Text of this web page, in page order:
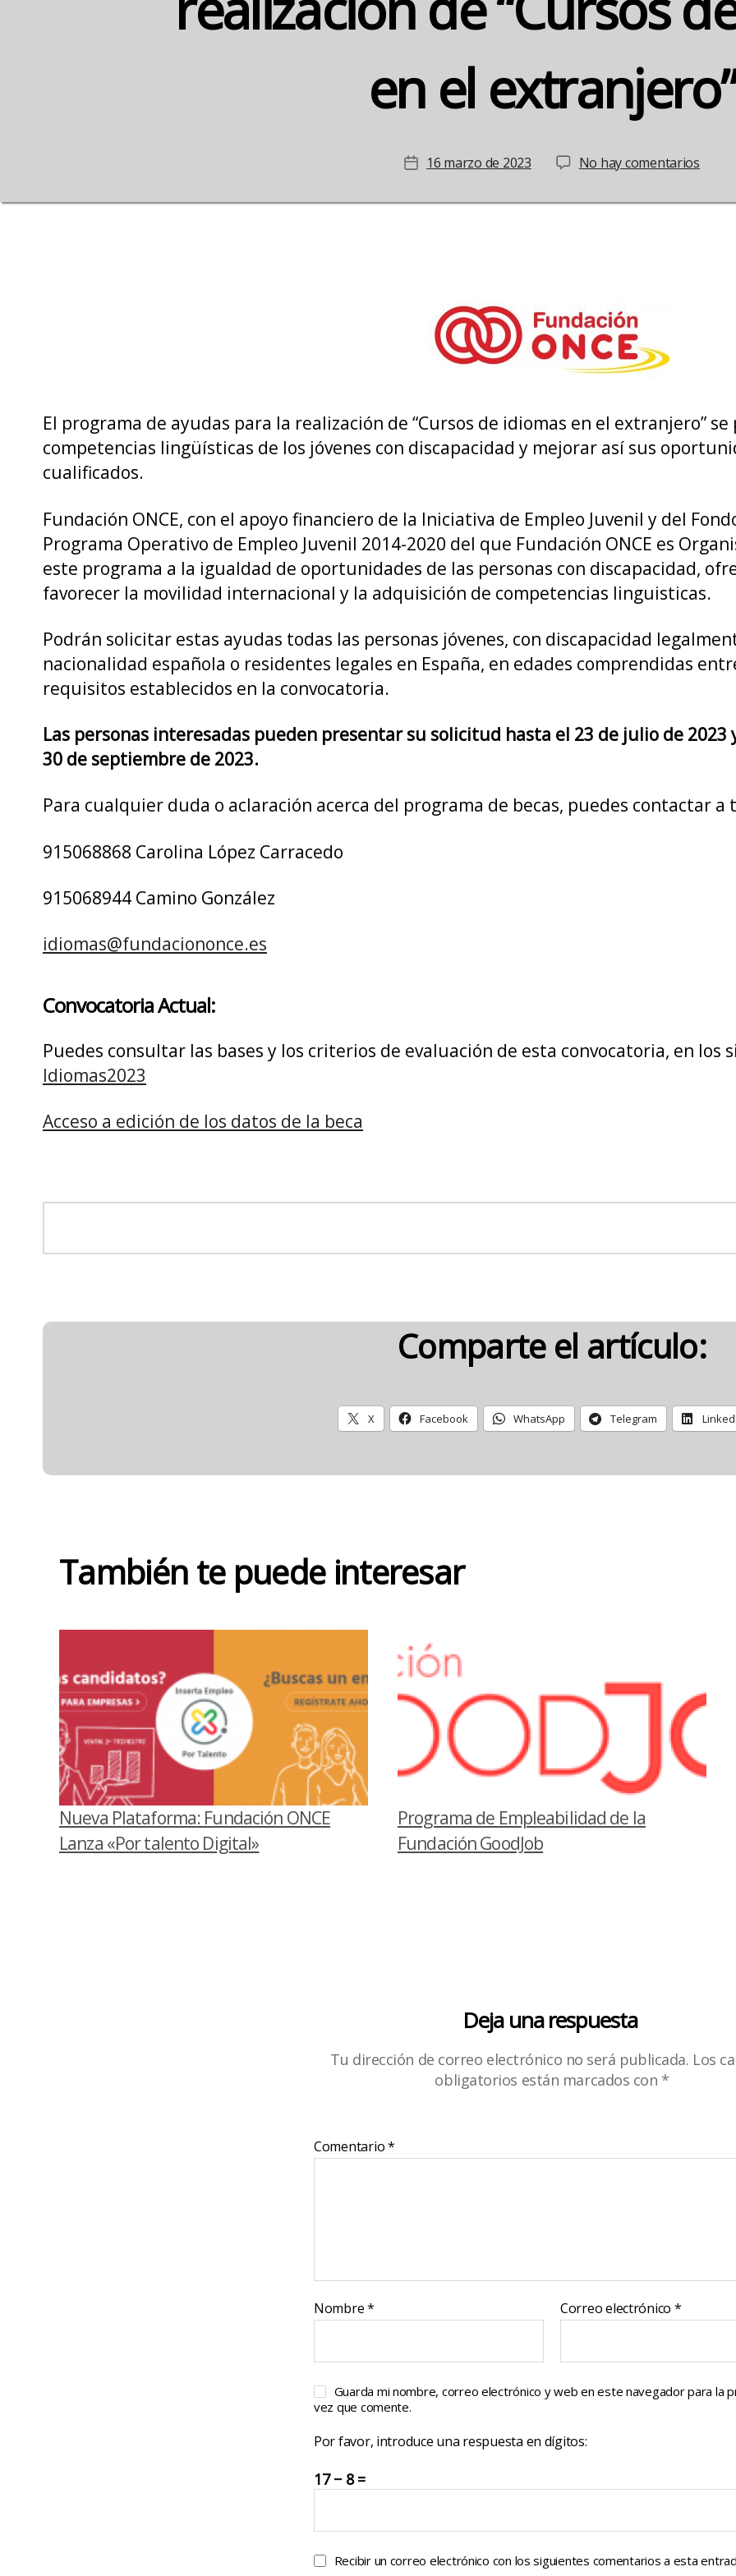
en el extranjero”
Fecha
la
16 marzo de 2023 No hay comentariosen
el
El programa de ayudas para la realización de “Cursos de idiomas en el extranjero”
competencias lingüísticas de los jóvenes con discapacidad y mejorar así sus
cualificados.
Fundación ONCE, con el apoyo financiero de la Iniciativa de Empleo Juvenil y del
Programa Operativo de Empleo Juvenil 2014-2020 del que Fundación ONCE es
este programa a la igualdad de oportunidades de las personas con discapacidad,
favorecer la movilidad internacional y la adquisición de competencias linguisticas.
Podrán solicitar estas ayudas todas las personas jóvenes, con discapacidad
nacionalidad española o residentes legales en España, en edades comprendidas
requisitos establecidos en la convocatoria.
Las personas interesadas pueden presentar su solicitud hasta el 23 de julio de
30 de septiembre de 2023.
Para cualquier duda o aclaración acerca del programa de becas, puedes contactar a
915068868 Carolina López Carracedo
915068944 Camino González
idiomas@fundaciononce.es
Convocatoria Actual:
Puedes consultar las bases y los criterios de evaluación de esta convocatoria, en los
Idiomas2023
Acceso a edición de los datos de la beca
Comparte el artículo:
X Facebook WhatsApp Telegram
También te puede interesar
Nueva Plataforma: Fundación ONCE
Lanza «Por talento Digital»
Programa de Empleabilidad de la
Fundación GoodJob
Deja una respuesta
Tu dirección de correo electrónico no será publicada. Los
obligatorios están marcados con *
Comentario*
Nombre* Correo electrónico *
Guarda mi nombre, correo electrónico y web en este navegador para la
vez que comente.
Por favor, introduce una respuesta en dígitos:
17 − 8 =
Recibir un correo electrónico con los siguientes comentarios a esta